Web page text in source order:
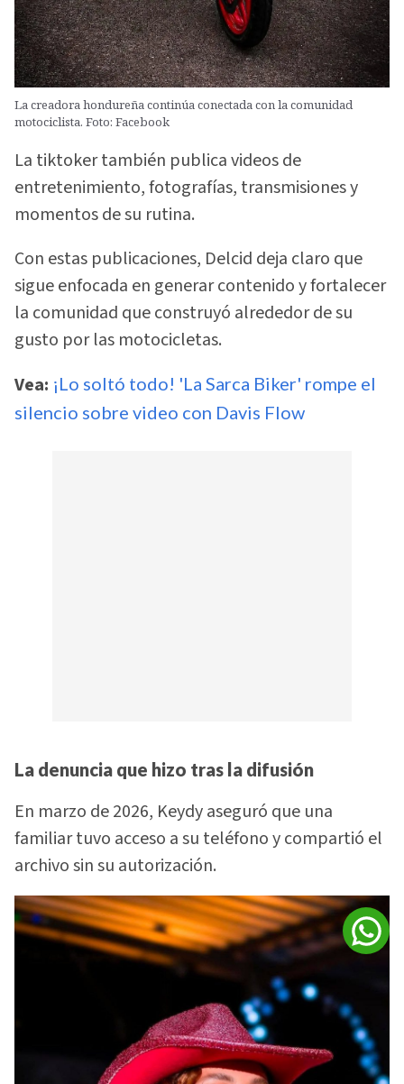
La creadora hondureña continúa conectada con la comunidad
motociclista. Foto: Facebook
La tiktoker también publica videos de
entretenimiento, fotografías, transmisiones y
momentos de su rutina.
Con estas publicaciones, Delcid deja claro que
sigue enfocada en generar contenido y fortalecer
la comunidad que construyó alrededor de su
gusto por las motocicletas.
Vea: ¡Lo soltó todo! 'La Sarca Biker' rompe el
silencio sobre video con Davis Flow
La denuncia que hizo tras la difusión
En marzo de 2026, Keydy aseguró que una
familiar tuvo acceso a su teléfono y compartió el
archivo sin su autorización.